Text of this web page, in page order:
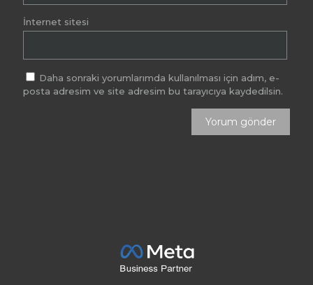
İnternet sitesi
Daha sonraki yorumlarımda kullanılması için adım, e-
posta adresim ve site adresim bu tarayıcıya kaydedilsin.